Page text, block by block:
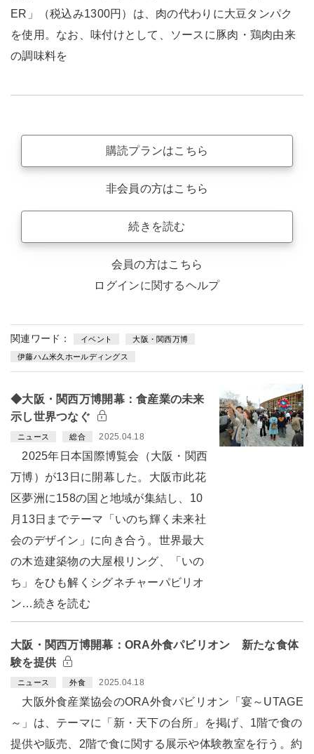
ER」（税込み1300円）は、肉の代わりに大豆タンパク
を使用。なお、味付けとして、ソースに豚肉・鶏肉由来
の調味料を
購読プランはこちら
非会員の方はこちら
続きを読む
会員の方はこちら
ログインに関するヘルプ
関連ワード： イベント 大阪・関西万博
伊藤ハム米久ホールディングス
◆大阪・関西万博開幕：食産業の未来
示し世界つなぐ
ニュース 総合 2025.04.18
2025年日本国際博覧会（大阪・関西
万博）が13日に開幕した。大阪市此花
区夢洲に158の国と地域が集結し、10
月13日までテーマ「いのち輝く未来社
会のデザイン」に向き合う。世界最大
の木造建築物の大屋根リング、「いの
ち」をひも解くシグネチャーパビリオ
ン…続きを読む
大阪・関西万博開幕：ORA外食パビリオン 新たな食体
験を提供
ニュース 外食 2025.04.18
大阪外食産業協会のORA外食パビリオン「宴～UTAGE
～」は、テーマに「新・天下の台所」を掲げ、1階で食の
提供や販売、2階で食に関する展示や体験教室を行う。約